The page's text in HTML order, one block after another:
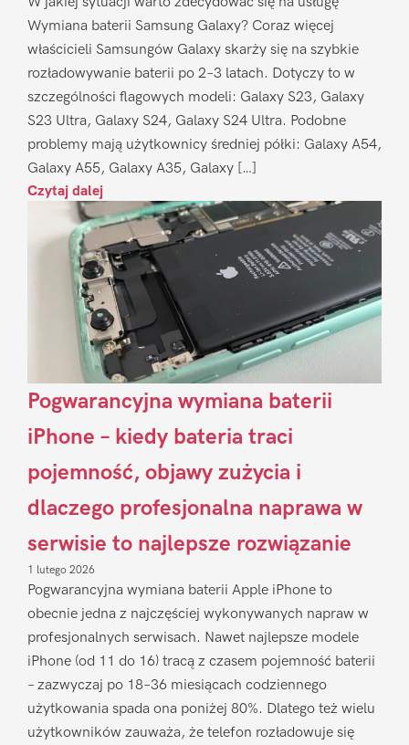
Wymiana baterii Samsung Galaxy? Coraz więcej
właścicieli Samsungów Galaxy skarży się na szybkie
rozładowywanie baterii po 2–3 latach. Dotyczy to w
szczególności flagowych modeli: Galaxy S23, Galaxy
S23 Ultra, Galaxy S24, Galaxy S24 Ultra. Podobne
problemy mają użytkownicy średniej półki: Galaxy A54,
Galaxy A55, Galaxy A35, Galaxy […]
Czytaj dalej
Pogwarancyjna wymiana baterii
iPhone – kiedy bateria traci
pojemność, objawy zużycia i
dlaczego profesjonalna naprawa w
serwisie to najlepsze rozwiązanie
1 lutego 2026
Pogwarancyjna wymiana baterii Apple iPhone to
obecnie jedna z najczęściej wykonywanych napraw w
profesjonalnych serwisach. Nawet najlepsze modele
iPhone (od 11 do 16) tracą z czasem pojemność baterii
– zazwyczaj po 18–36 miesiącach codziennego
użytkowania spada ona poniżej 80%. Dlatego też wielu
użytkowników zauważa, że telefon rozładowuje się